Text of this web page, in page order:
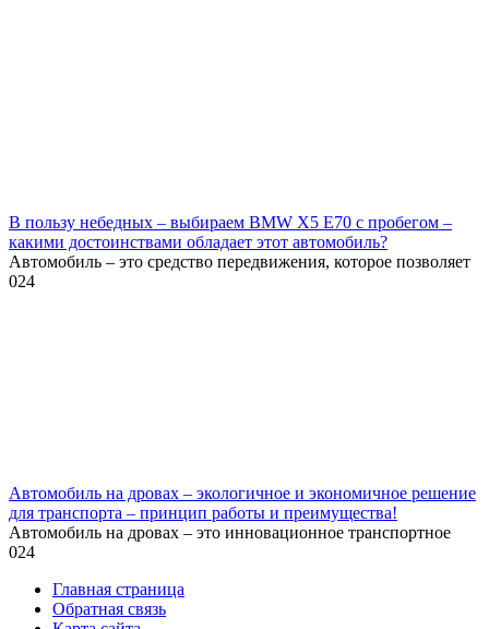
В пользу небедных – выбираем BMW X5 E70 с пробегом –
какими достоинствами обладает этот автомобиль?
Автомобиль – это средство передвижения, которое позволяет
024
Автомобиль на дровах – экологичное и экономичное решение
для транспорта – принцип работы и преимущества!
Автомобиль на дровах – это инновационное транспортное
024
Главная страница
Обратная связь